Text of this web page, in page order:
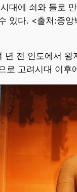
대에 쇠와 돌로
있다. <출처:중앙
전 인도에서 왕
로 고려시대 이